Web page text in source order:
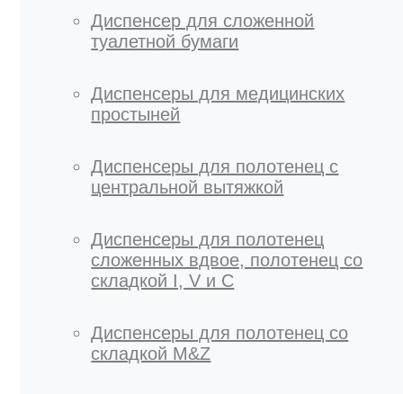
Диспенсер для сложенной
туалетной бумаги
Диспенсеры для медицинских
простыней
Диспенсеры для полотенец с
центральной вытяжкой
Диспенсеры для полотенец
сложенных вдвое, полотенец со
складкой I, V и C
Диспенсеры для полотенец со
складкой M&Z